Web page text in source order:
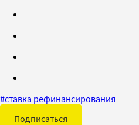
#ставка рефинансирования
Подписаться